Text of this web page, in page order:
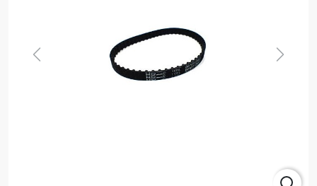
Previous Next